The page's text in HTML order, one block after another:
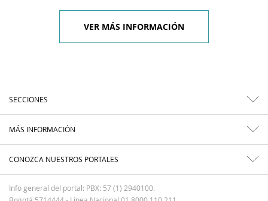
VER MÁS INFORMACIÓN
SECCIONES
MÁS INFORMACIÓN
CONOZCA NUESTROS PORTALES
Info general del portal: PBX: 57 (1) 2940100.